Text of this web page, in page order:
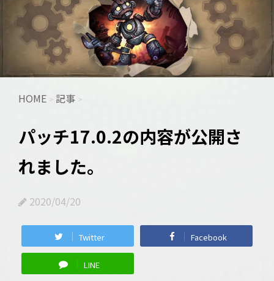
HOME > 記事 >
パッチ17.0.2の内容が公開さ
れました。
2020/04/20
Twitter Facebook
LINE